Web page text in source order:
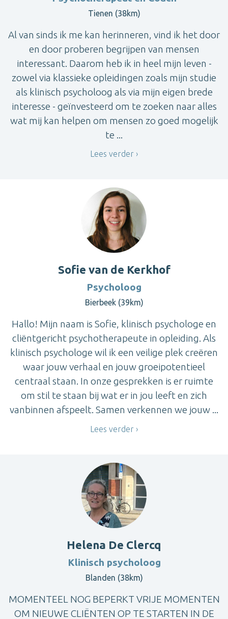
Tienen (38km)
Al van sinds ik me kan herinneren, vind ik het door
en door proberen begrijpen van mensen
interessant. Daarom heb ik in heel mijn leven -
zowel via klassieke opleidingen zoals mijn studie
als klinisch psycholoog als via mijn eigen brede
interesse - geïnvesteerd om te zoeken naar alles
wat mij kan helpen om mensen zo goed mogelijk
te ...
Lees verder
Sofie van de Kerkhof
Psycholoog
Bierbeek (39km)
Hallo! Mijn naam is Sofie, klinisch psychologe en
cliëntgericht psychotherapeute in opleiding. Als
klinisch psychologe wil ik een veilige plek creëren
waar jouw verhaal en jouw groeipotentieel
centraal staan. In onze gesprekken is er ruimte
om stil te staan bij wat er in jou leeft en zich
vanbinnen afspeelt. Samen verkennen we jouw ...
Lees verder
Helena De Clercq
Klinisch psycholoog
Blanden (38km)
MOMENTEEL NOG BEPERKT VRIJE MOMENTEN
OM NIEUWE CLIËNTEN OP TE STARTEN IN DE